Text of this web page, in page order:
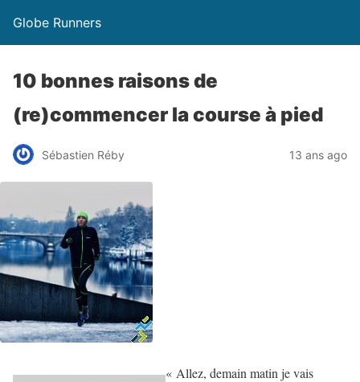
Globe Runners
10 bonnes raisons de
(re)commencer la course à pied
Sébastien Réby 13 ans ago
« Allez, demain matin je vais